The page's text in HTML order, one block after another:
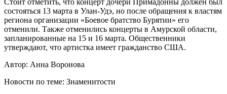
состояться 13 марта в Улан-Удэ, но после обращения к властям
региона организации «Боевое братство Бурятии» его
отменили. Также отменились концерты в Амурской области,
запланированные на 15 и 16 марта. Общественники
утверждают, что артистка имеет гражданство США.
Автор: Анна Воронова
Новости по теме: Знаменитости